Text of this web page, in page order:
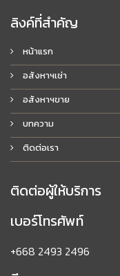
ลิงค์ที่สำคัญ
หน้าแรก
อสังหาฯเช่า
อสังหาฯขาย
บทความ
ติดต่อเรา
ติดต่อผู้ให้บริการ
เบอร์โทรศัพท์
+668 2493 2496